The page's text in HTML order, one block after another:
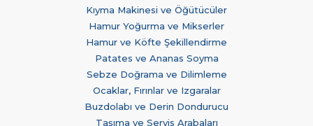
Kıyma Makinesi ve Öğütücüler
Hamur Yoğurma ve Mikserler
Hamur ve Köfte Şekillendirme
Patates ve Ananas Soyma
Sebze Doğrama ve Dilimleme
Ocaklar, Fırınlar ve Izgaralar
Buzdolabı ve Derin Dondurucu
Taşıma ve Servis Arabaları